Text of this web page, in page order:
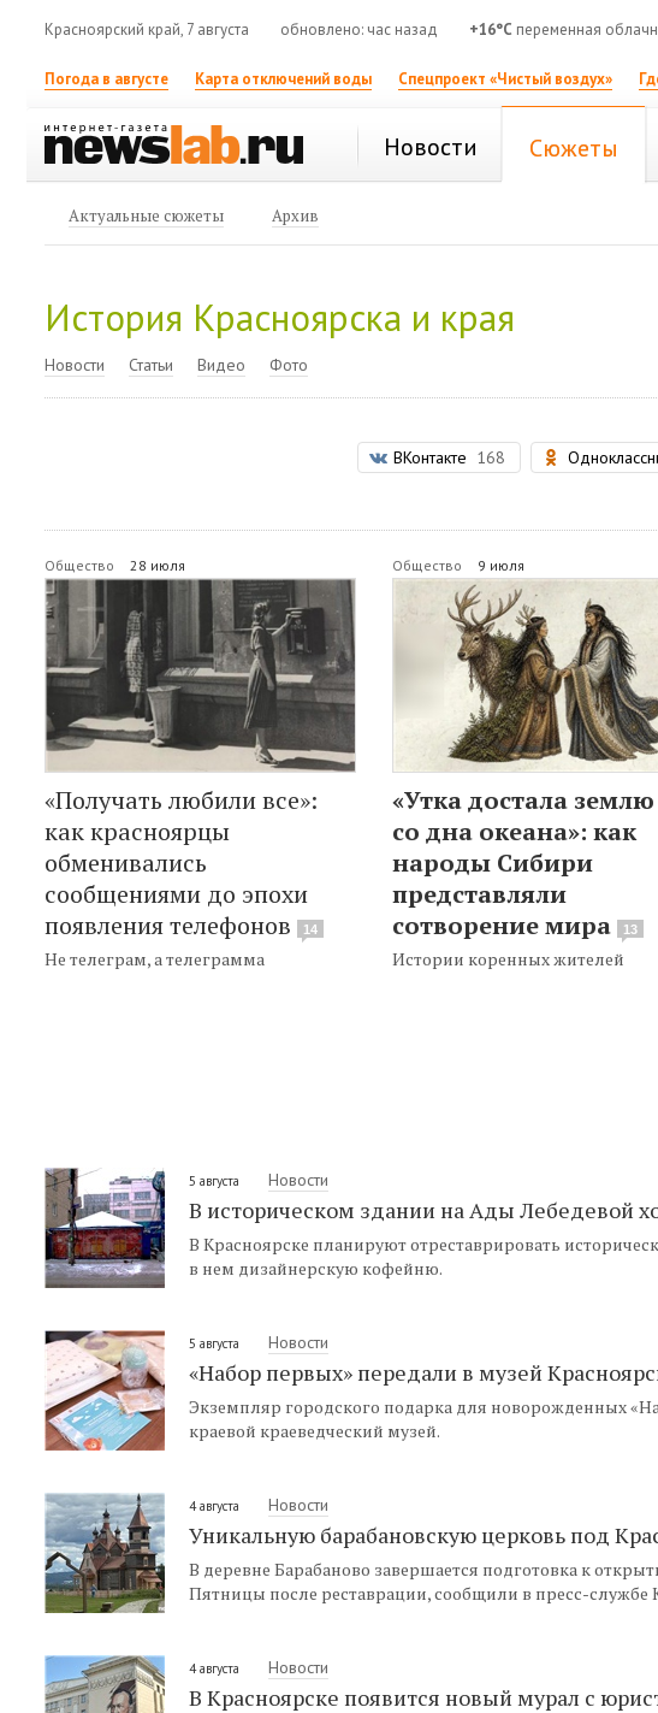
Красноярский край, 7 августа обновлено: час назад +16°C переменная
Погода в августе Карта отключений воды Спецпроект «Чистый воздух»
Новости Сюжеты
Актуальные сюжеты Архив
История Красноярска и края
Новости Статьи Видео Фото
ВКонтакте 168
Общество 28 июля
«Получать любили все»:
как красноярцы
обменивались
сообщениями до эпохи
появления телефонов
14
Не телеграм, а телеграмма
Общество 9 июля
«Утка достала землю
со дна океана»: как
народы Сибири
представляли
сотворение мира
13
Истории коренных жителей
5 августа Новости
В историческом здании на Ады Лебедевой
В Красноярске планируют отреставрировать
в нем дизайнерскую кофейню.
5 августа Новости
«Набор первых» передали в музей
Экземпляр городского подарка для новорожденных
краевой краеведческий музей.
4 августа Новости
Уникальную барабановскую церковь под
В деревне Барабаново завершается подготовка к
Пятницы после реставрации, сообщили в пресс-службе
4 августа Новости
В Красноярске появится новый мурал с